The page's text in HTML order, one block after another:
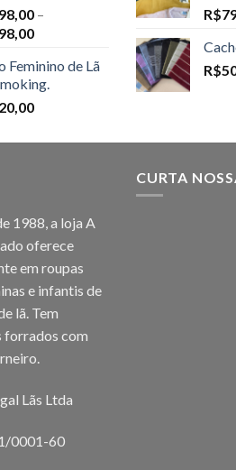
–
Price
R$1.598,00
through
R$1.698,00
Feminino de Lã
R$
R$
1988, a loja A
oferece
em roupas
e infantis de
lã. Tem
forrados com
Lãs Ltda
0001-60
CURTA